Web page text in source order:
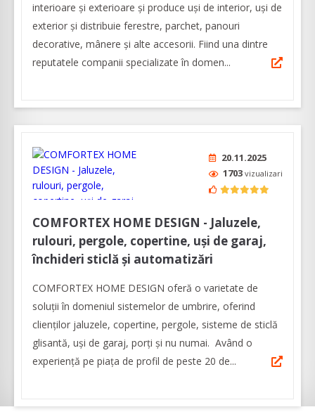
interioare şi exterioare şi produce uși de interior, uși de
exterior și distribuie ferestre, parchet, panouri
decorative, mânere și alte accesorii. Fiind una dintre
reputatele companii specializate în domen...
20.11.2025
1703 vizualizari
COMFORTEX HOME DESIGN - Jaluzele,
rulouri, pergole, copertine, uși de garaj,
închideri sticlă și automatizări
COMFORTEX HOME DESIGN oferă o varietate de
soluții în domeniul sistemelor de umbrire, oferind
clienților jaluzele, copertine, pergole, sisteme de sticlă
glisantă, uși de garaj, porți și nu numai. Având o
experiență pe piața de profil de peste 20 de...